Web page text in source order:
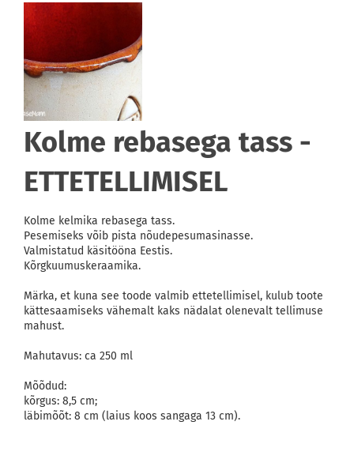
Kolme rebasega tass -
ETTETELLIMISEL
Kolme kelmika rebasega tass.
Pesemiseks võib pista nõudepesumasinasse.
Valmistatud käsitööna Eestis.
Kõrgkuumuskeraamika.
Märka, et kuna see toode valmib ettetellimisel, kulub toote
kättesaamiseks vähemalt kaks nädalat olenevalt tellimuse
mahust.
Mahutavus: ca 250 ml
Mõõdud:
kõrgus: 8,5 cm;
läbimõõt: 8 cm (laius koos sangaga 13 cm).